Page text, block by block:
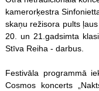
kamerorķestra
skaņu režisora pults
20. un 21.gadsimta
Stīva Reiha - darbus.
Festivāla programmā
Cosmos koncerts